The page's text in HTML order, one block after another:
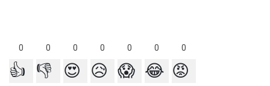
0 0 0 0 0 0 0
👍 👎 😍 😥 😱 😂 😡